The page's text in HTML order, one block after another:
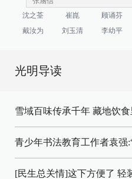
沈之荃 崔崑 顾诵芬
戴汝为
刘玉清 李幼平
光明导读
雪域百味传承千年 藏地饮
青少年书法教育工作者袁强
[民生总关情]这下方便了 轻